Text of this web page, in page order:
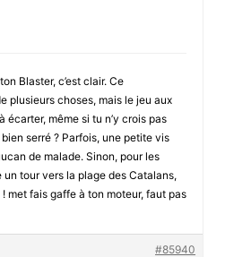
Blaster, c’est clair. Ce
plusieurs choses, mais le jeu aux
écarter, même si tu n’y crois pas
serré ? Parfois, une petite vis
de malade. Sinon, pour les
tour vers la plage des Catalans,
met fais gaffe à ton moteur, faut pas
#85940